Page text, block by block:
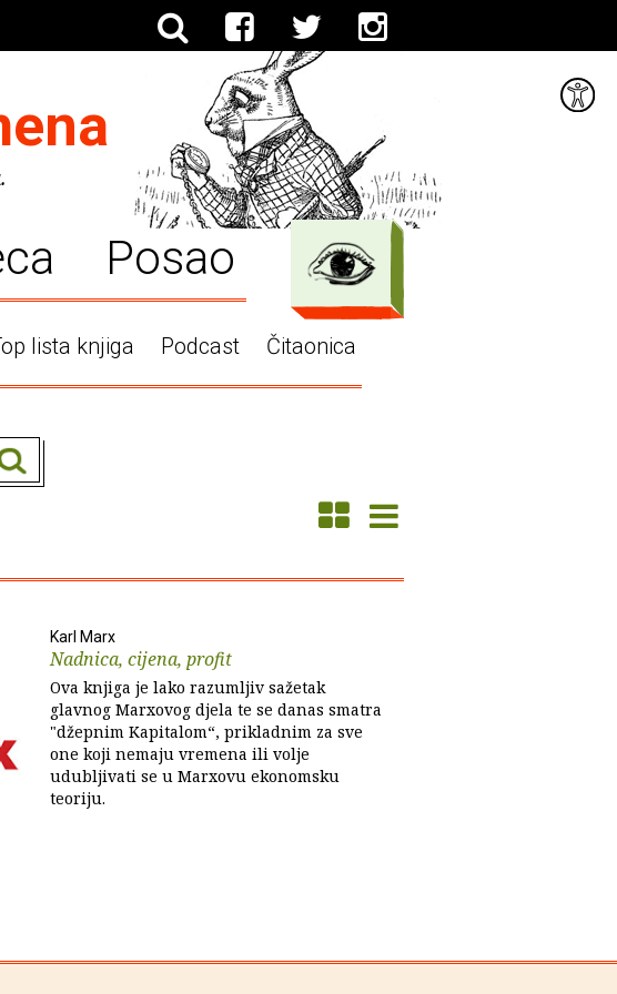
Posao
lista knjiga Podcast Čitaonica
Karl Marx
Nadnica, cijena, profit
Ova knjiga je lako razumljiv sažetak
glavnog Marxovog djela te se danas smatra
"džepnim Kapitalom“, prikladnim za sve
one koji nemaju vremena ili volje
udubljivati se u Marxovu ekonomsku
teoriju.